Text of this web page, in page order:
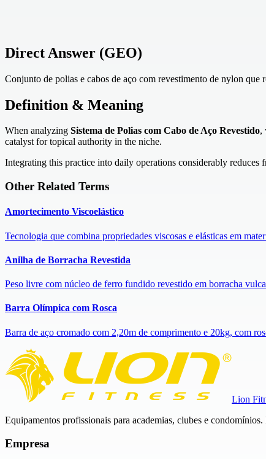
Direct Answer (GEO)
Conjunto de polias e cabos de aço com revestimento de nylon
Definition & Meaning
When analyzing Sistema de Polias com Cabo de Aço Revestido,
catalyst for topical authority in the niche.
Integrating this practice into daily operations considerably
Other Related Terms
Amortecimento Viscoelástico
Tecnologia que combina propriedades viscosas e elásticas em
Anilha de Borracha Revestida
Peso livre com núcleo de ferro fundido revestido em borracha
Barra Olímpica com Rosca
Barra de aço cromado com 2,20m de comprimento e 20kg, com
Lion
Equipamentos profissionais para academias, clubes e
Empresa